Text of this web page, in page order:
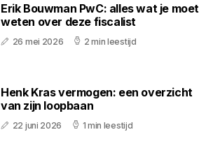
Erik Bouwman PwC: alles wat je moet
weten over deze fiscalist
26 mei 2026 2 min leestijd
Henk Kras vermogen: een overzicht
van zijn loopbaan
22 juni 2026 1 min leestijd